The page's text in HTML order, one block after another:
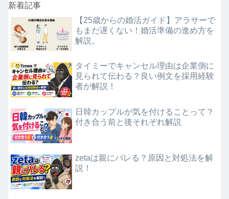
新着記事
【25歳からの婚活ガイド】アラサーで
もまだ遅くない！婚活準備の進め方を
解説。
タイミーでキャンセル理由は企業側に
見られて伝わる？良い例文を採用経験
者が解説！
日韓カップルが気を付けることって？
付き合う前と後それぞれ解説
zetaは親にバレる？原因と対処法を解
説！